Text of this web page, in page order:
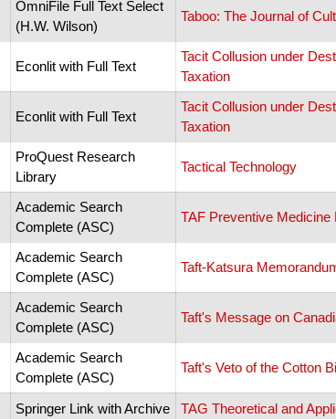
OmniFile Full Text Select
(H.W. Wilson)
Taboo: The Journal of
Econlit with Full Text
Tacit Collusion under
Taxation
Econlit with Full Text
Tacit Collusion under
Taxation
ProQuest Research
Library
Tactical Technology
Academic Search
Complete (ASC)
TAF Preventive Medicine
Academic Search
Complete (ASC)
Taft-Katsura
Academic Search
Complete (ASC)
Taft's Message on
Academic Search
Complete (ASC)
Taft's Veto of the Cotton
Springer Link with Archive TAG Theoretical and